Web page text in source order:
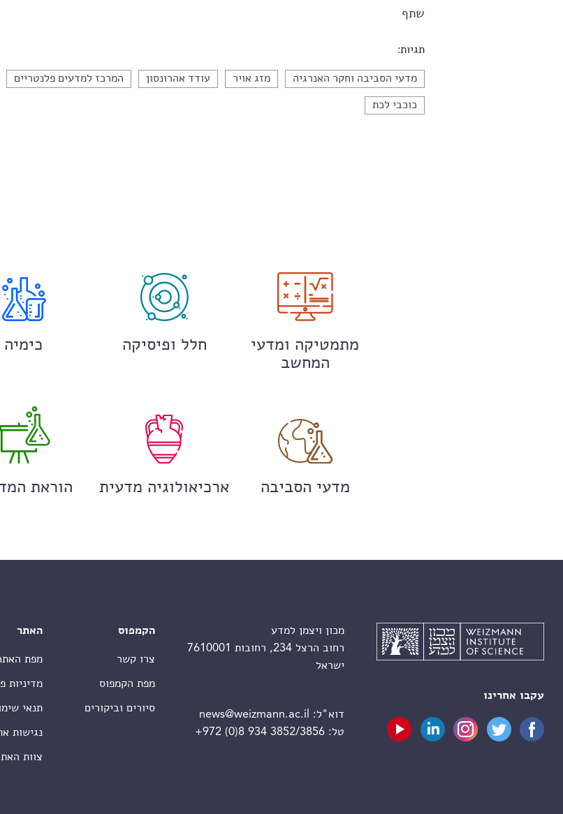
שתף
תגיות:
מדעי הסביבה וחקר האנרגיה מזג אויר עודד אהרונסון המרכז למדעים פלנטריים
כוכבי לכת
מתמטיקה ומדעי
המחשב
חלל ופיסיקה כימיה
מדעי הסביבה ארכיאולוגיה מדעית הוראת
עקבו אחרינו
מכון ויצמן למדע
רחוב הרצל 234, רחובות 7610001
ישראל
דוא"ל:
news@weizmann.ac.il
טל:+972 (0)8 934 3852/3856
הקמפוס
צרו קשר
מפת הקמפוס
סיורים וביקורים
האתר
מפת
מדיניות
תנאי
נגישות
צוות